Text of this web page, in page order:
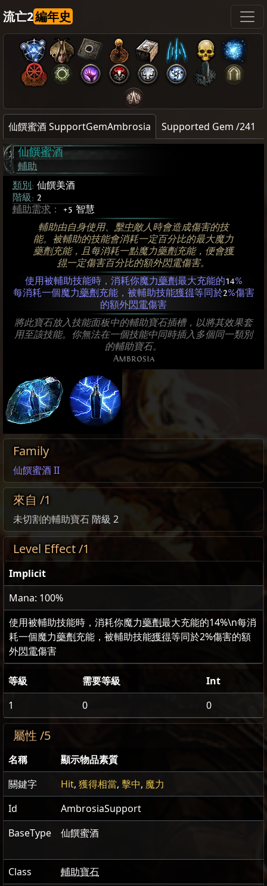
流亡2編年史
仙饌蜜酒 SupportGemAmbrosia
Supported Gem /241
仙饌蜜酒
輔助
類別 : 仙饌美酒
階級: 2
輔助需求 ： +5 智慧
輔助由自身使用、 擊中敵人時會造成傷害的技
能。被輔助的技能會消耗一定百分比的最大魔力
藥劑充能，且每消耗一點魔力藥劑充能，便會獲
得一定傷害百分比的額外閃電傷害。
使用被輔助技能時，消耗你魔力藥劑最大充能的14%
每消耗一個魔力藥劑 充能，被輔助技能獲得等同於2%傷害
的額外閃電傷害
將此寶石放入技能面板中的輔助寶石插槽，以將其效果套
用至該技能。你無法在一個技能中同時插入多個同一類別
的輔助寶石。
Ambrosia
Family
仙饌蜜酒 II
來自 /1
未切割的輔助寶石階級 2
Level Effect /1
Implicit
Mana: 100%
使用被輔助技能時，消耗你魔力藥劑最大充能的14%\n每消
耗一個魔力藥劑充能，被輔助技能獲得等同於2%傷害的額
外閃電傷害
等級 需要等級
Int
1
0 0
屬性 /5
名稱
顯示物品素質
關鍵字
Hit, 獲得相當, 擊中, 魔力
Id
AmbrosiaSupport
BaseType
仙饌蜜酒
Class
輔助寶石